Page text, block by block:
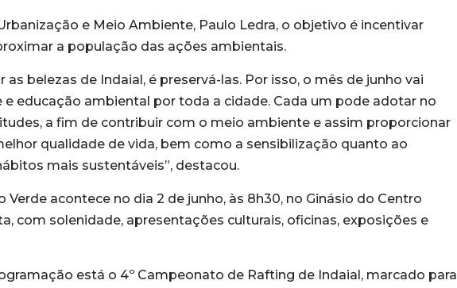
e Meio Ambiente, Paulo Ledra, o objetivo é incentivar
a população das ações ambientais.
belezas de Indaial, é preservá-las. Por isso, o mês de junho vai
educação ambiental por toda a cidade. Cada um pode adotar no
a fim de contribuir com o meio ambiente e assim proporcionar
qualidade de vida, bem como a sensibilização quanto ao
mais sustentáveis”, destacou.
Verde acontece no dia 2 de junho, às 8h30, no Ginásio do Centro
com solenidade, apresentações culturais, oficinas, exposições e
está o 4º Campeonato de Rafting de Indaial, marcado para